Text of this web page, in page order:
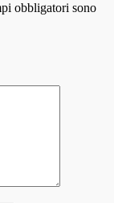
obbligatori sono